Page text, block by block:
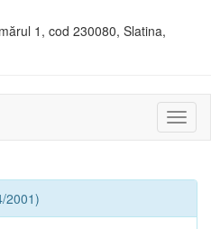
1, cod 230080, Slatina,
sau
2001)